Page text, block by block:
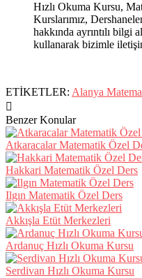
Hızlı Okuma Kursu,
Kurslarımız,
hakkında ayrıntılı bilgi
kullanarak bizimle
ETİKETLER: Alanya
Benzer Konular
Atkaracalar Matematik Özel
Hakkari Matematik Özel Ders
Ilgın Matematik Özel Ders
Akkışla Etüt Merkezleri
Ardanuç Hızlı Okuma Kursu
Serdivan Hızlı Okuma Kursu